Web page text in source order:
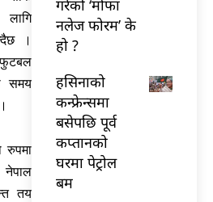
लागि
।
फुटबल
समय
रुपमा
तय
गरेको ‘मोफा
नलेज फोरम’ के
हो ?
हसिनाको
कन्फ्रेन्समा
बसेपछि पूर्व
कप्तानको
घरमा पेट्रोल
बम